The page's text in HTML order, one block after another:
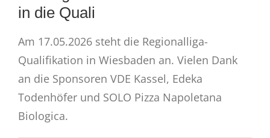
in die Quali
Am 17.05.2026 steht die Regionalliga-
Qualifikation in Wiesbaden an. Vielen Dank
an die Sponsoren VDE Kassel, Edeka
Todenhöfer und SOLO Pizza Napoletana
Biologica.